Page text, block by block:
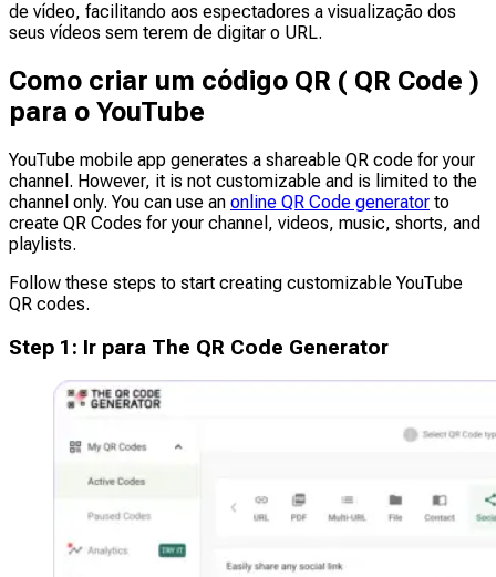
de vídeo, facilitando aos espectadores a visualização dos
seus vídeos sem terem de digitar o URL.
Como criar um código QR ( QR Code )
para o YouTube
YouTube mobile app generates a shareable QR code for your
channel. However, it is not customizable and is limited to the
channel only. You can use an online QR Code generator to
create QR Codes for your channel, videos, music, shorts, and
playlists.
Follow these steps to start creating customizable YouTube
QR codes.
Step 1 : Ir para The QR Code Generator